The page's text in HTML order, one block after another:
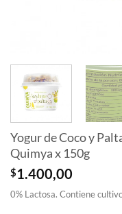
Yogur de Coco y
Quimya x 150g
$1.400,00
0% Lactosa. Contiene